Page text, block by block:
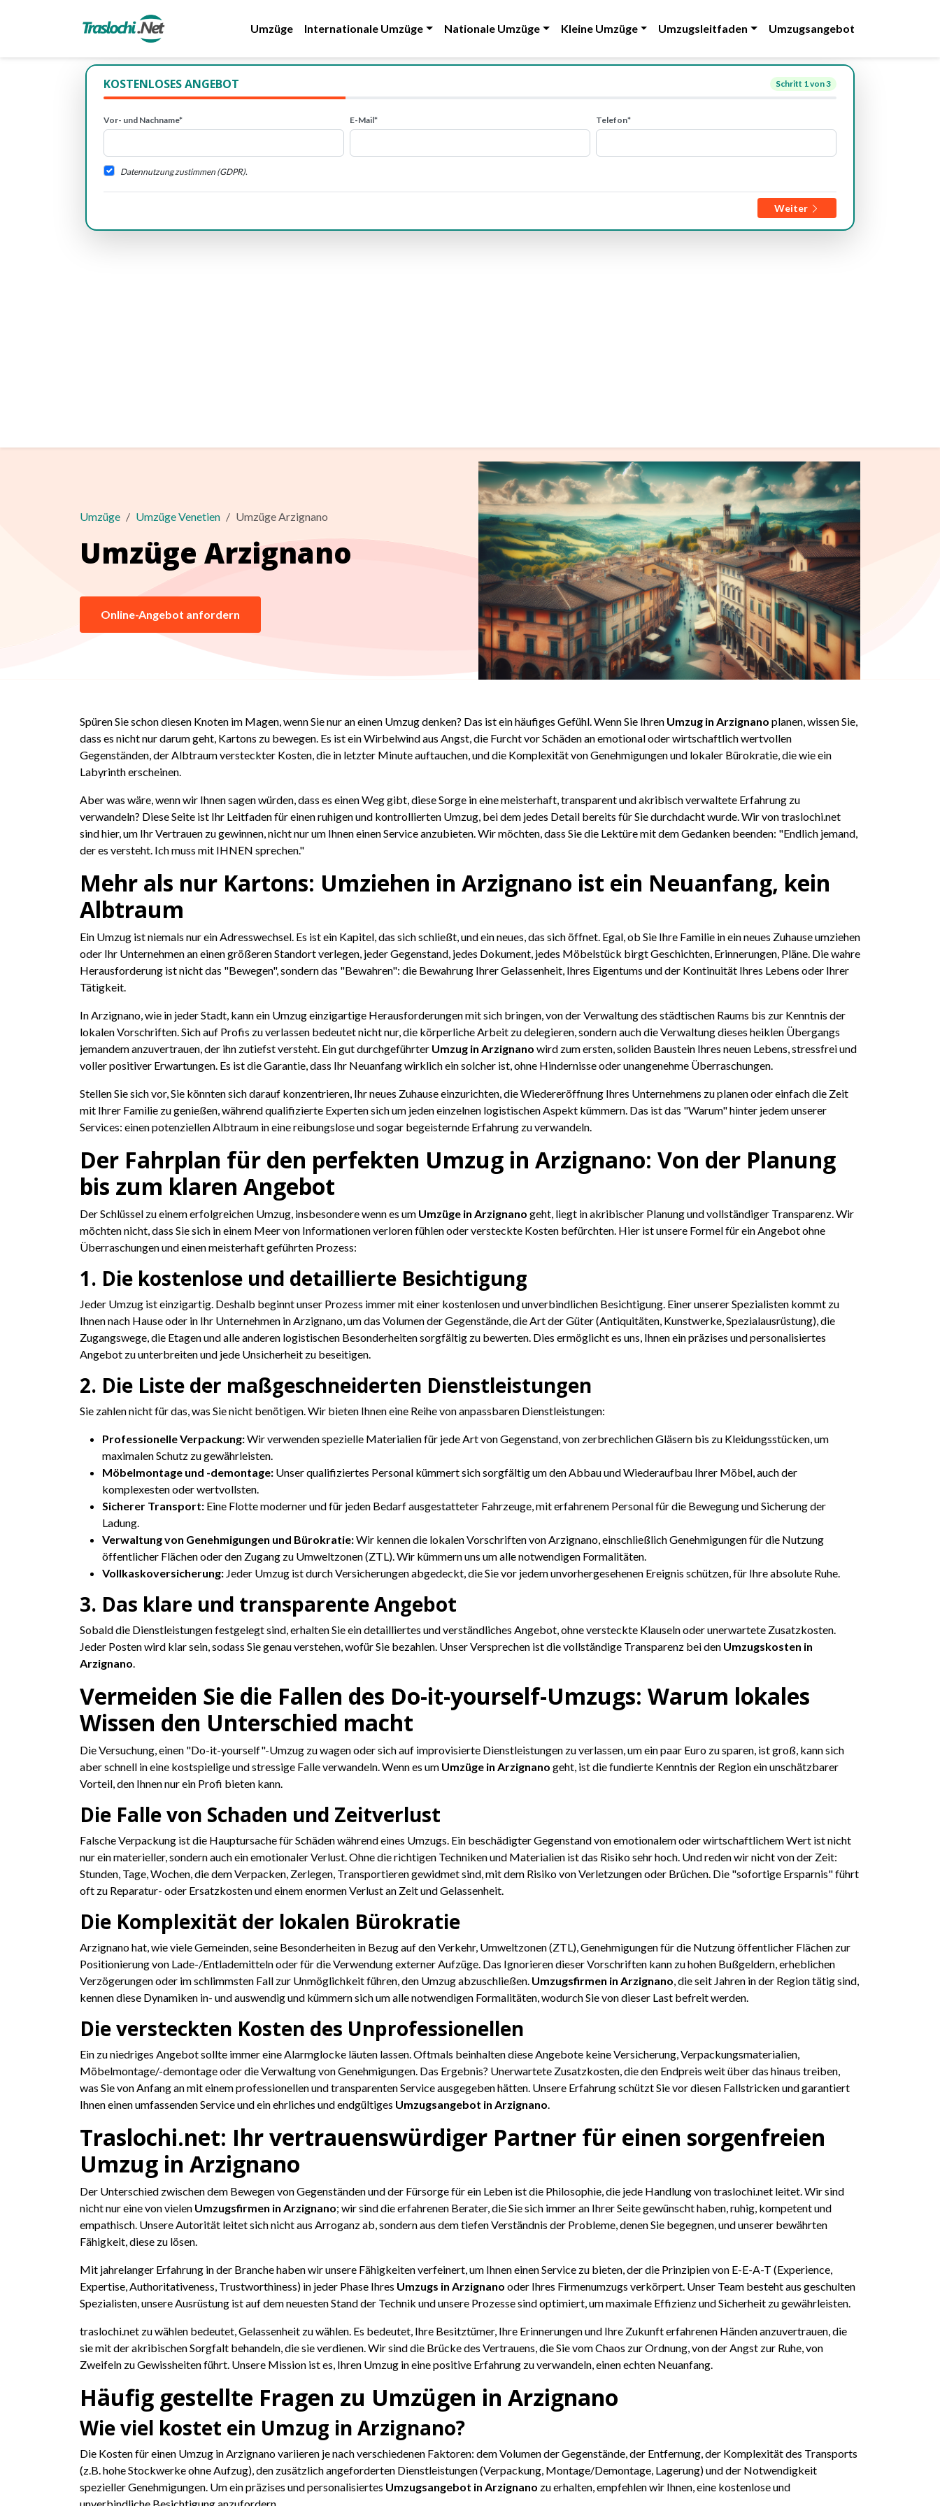
Umzüge Internationale Umzüge Nationale Umzüge Kleine Umzüge Umzugsleitfaden Umzugsangebot
KOSTENLOSES ANGEBOT Schritt 1von 3
Vor- und Nachname* E-Mail* Telefon*
Datennutzung zustimmen (GDPR).
Weiter
Umzüge Umzüge Venetien Umzüge Arzignano
Umzüge Arzignano
Online-Angebot anfordern
Spüren Sie schon diesen Knoten im Magen, wenn Sie nur an einen Umzug denken? Das ist ein häufiges Gefühl. Wenn Sie Ihren Umzug in Arzignano planen, wissen Sie,
dass es nicht nur darum geht, Kartons zu bewegen. Es ist ein Wirbelwind aus Angst, die Furcht vor Schäden an emotional oder wirtschaftlich wertvollen
Gegenständen, der Albtraum versteckter Kosten, die in letzter Minute auftauchen, und die Komplexität von Genehmigungen und lokaler Bürokratie, die wie ein
Labyrinth erscheinen.
Aber was wäre, wenn wir Ihnen sagen würden, dass es einen Weg gibt, diese Sorge in eine meisterhaft, transparent und akribisch verwaltete Erfahrung zu
verwandeln? Diese Seite ist Ihr Leitfaden für einen ruhigen und kontrollierten Umzug, bei dem jedes Detail bereits für Sie durchdacht wurde. Wir von traslochi.net
sind hier, um Ihr Vertrauen zu gewinnen, nicht nur um Ihnen einen Service anzubieten. Wir möchten, dass Sie die Lektüre mit dem Gedanken beenden: "Endlich jemand,
der es versteht. Ich muss mit IHNEN sprechen."
Mehr als nur Kartons: Umziehen in Arzignano ist ein Neuanfang, kein
Albtraum
Ein Umzug ist niemals nur ein Adresswechsel. Es ist ein Kapitel, das sich schließt, und ein neues, das sich öffnet. Egal, ob Sie Ihre Familie in ein neues Zuhause umziehen
oder Ihr Unternehmen an einen größeren Standort verlegen, jeder Gegenstand, jedes Dokument, jedes Möbelstück birgt Geschichten, Erinnerungen, Pläne. Die wahre
Herausforderung ist nicht das "Bewegen", sondern das "Bewahren": die Bewahrung Ihrer Gelassenheit, Ihres Eigentums und der Kontinuität Ihres Lebens oder Ihrer
Tätigkeit.
In Arzignano, wie in jeder Stadt, kann ein Umzug einzigartige Herausforderungen mit sich bringen, von der Verwaltung des städtischen Raums bis zur Kenntnis der
lokalen Vorschriften. Sich auf Profis zu verlassen bedeutet nicht nur, die körperliche Arbeit zu delegieren, sondern auch die Verwaltung dieses heiklen Übergangs
jemandem anzuvertrauen, der ihn zutiefst versteht. Ein gut durchgeführter Umzug in Arzignano wird zum ersten, soliden Baustein Ihres neuen Lebens, stressfrei und
voller positiver Erwartungen. Es ist die Garantie, dass Ihr Neuanfang wirklich ein solcher ist, ohne Hindernisse oder unangenehme Überraschungen.
Stellen Sie sich vor, Sie könnten sich darauf konzentrieren, Ihr neues Zuhause einzurichten, die Wiedereröffnung Ihres Unternehmens zu planen oder einfach die Zeit
mit Ihrer Familie zu genießen, während qualifizierte Experten sich um jeden einzelnen logistischen Aspekt kümmern. Das ist das "Warum" hinter jedem unserer
Services: einen potenziellen Albtraum in eine reibungslose und sogar begeisternde Erfahrung zu verwandeln.
Der Fahrplan für den perfekten Umzug in Arzignano: Von der Planung
bis zum klaren Angebot
Der Schlüssel zu einem erfolgreichen Umzug, insbesondere wenn es um Umzüge in Arzignano geht, liegt in akribischer Planung und vollständiger Transparenz. Wir
möchten nicht, dass Sie sich in einem Meer von Informationen verloren fühlen oder versteckte Kosten befürchten. Hier ist unsere Formel für ein Angebot ohne
Überraschungen und einen meisterhaft geführten Prozess:
1. Die kostenlose und detaillierte Besichtigung
Jeder Umzug ist einzigartig. Deshalb beginnt unser Prozess immer mit einer kostenlosen und unverbindlichen Besichtigung. Einer unserer Spezialisten kommt zu
Ihnen nach Hause oder in Ihr Unternehmen in Arzignano, um das Volumen der Gegenstände, die Art der Güter (Antiquitäten, Kunstwerke, Spezialausrüstung), die
Zugangswege, die Etagen und alle anderen logistischen Besonderheiten sorgfältig zu bewerten. Dies ermöglicht es uns, Ihnen ein präzises und personalisiertes
Angebot zu unterbreiten und jede Unsicherheit zu beseitigen.
2. Die Liste der maßgeschneiderten Dienstleistungen
Sie zahlen nicht für das, was Sie nicht benötigen. Wir bieten Ihnen eine Reihe von anpassbaren Dienstleistungen:
Professionelle Verpackung:Wir verwenden spezielle Materialien für jede Art von Gegenstand, von zerbrechlichen Gläsern bis zu Kleidungsstücken, um
maximalen Schutz zu gewährleisten.
Möbelmontage und -demontage: Unser qualifiziertes Personal kümmert sich sorgfältig um den Abbau und Wiederaufbau Ihrer Möbel, auch der
komplexesten oder wertvollsten.
Sicherer Transport: Eine Flotte moderner und für jeden Bedarf ausgestatteter Fahrzeuge, mit erfahrenem Personal für die Bewegung und Sicherung der
Ladung.
Verwaltung von Genehmigungen und Bürokratie:Wir kennen die lokalen Vorschriften von Arzignano, einschließlich Genehmigungen für die Nutzung
öffentlicher Flächen oder den Zugang zu Umweltzonen (ZTL). Wir kümmern uns um alle notwendigen Formalitäten.
Vollkaskoversicherung: Jeder Umzug ist durch Versicherungen abgedeckt, die Sie vor jedem unvorhergesehenen Ereignis schützen, für Ihre absolute Ruhe.
3. Das klare und transparente Angebot
Sobald die Dienstleistungen festgelegt sind, erhalten Sie ein detailliertes und verständliches Angebot, ohne versteckte Klauseln oder unerwartete Zusatzkosten.
Jeder Posten wird klar sein, sodass Sie genau verstehen, wofür Sie bezahlen. Unser Versprechen ist die vollständige Transparenz bei den Umzugskosten in
Arzignano.
Vermeiden Sie die Fallen des Do-it-yourself-Umzugs: Warum lokales
Wissen den Unterschied macht
Die Versuchung, einen "Do-it-yourself"-Umzug zu wagen oder sich auf improvisierte Dienstleistungen zu verlassen, um ein paar Euro zu sparen, ist groß, kann sich
aber schnell in eine kostspielige und stressige Falle verwandeln. Wenn es um Umzüge in Arzignano geht, ist die fundierte Kenntnis der Region ein unschätzbarer
Vorteil, den Ihnen nur ein Profi bieten kann.
Die Falle von Schaden und Zeitverlust
Falsche Verpackung ist die Hauptursache für Schäden während eines Umzugs. Ein beschädigter Gegenstand von emotionalem oder wirtschaftlichem Wert ist nicht
nur ein materieller, sondern auch ein emotionaler Verlust. Ohne die richtigen Techniken und Materialien ist das Risiko sehr hoch. Und reden wir nicht von der Zeit:
Stunden, Tage, Wochen, die dem Verpacken, Zerlegen, Transportieren gewidmet sind, mit dem Risiko von Verletzungen oder Brüchen. Die "sofortige Ersparnis" führt
oft zu Reparatur- oder Ersatzkosten und einem enormen Verlust an Zeit und Gelassenheit.
Die Komplexität der lokalen Bürokratie
Arzignano hat, wie viele Gemeinden, seine Besonderheiten in Bezug auf den Verkehr, Umweltzonen (ZTL), Genehmigungen für die Nutzung öffentlicher Flächen zur
Positionierung von Lade-/Entlademitteln oder für die Verwendung externer Aufzüge. Das Ignorieren dieser Vorschriften kann zu hohen Bußgeldern, erheblichen
Verzögerungen oder im schlimmsten Fall zur Unmöglichkeit führen, den Umzug abzuschließen. Umzugsfirmen in Arzignano, die seit Jahren in der Region tätig sind,
kennen diese Dynamiken in- und auswendig und kümmern sich um alle notwendigen Formalitäten, wodurch Sie von dieser Last befreit werden.
Die versteckten Kosten des Unprofessionellen
Ein zu niedriges Angebot sollte immer eine Alarmglocke läuten lassen. Oftmals beinhalten diese Angebote keine Versicherung, Verpackungsmaterialien,
Möbelmontage/-demontage oder die Verwaltung von Genehmigungen. Das Ergebnis? Unerwartete Zusatzkosten, die den Endpreis weit über das hinaus treiben,
was Sie von Anfang an mit einem professionellen und transparenten Service ausgegeben hätten. Unsere Erfahrung schützt Sie vor diesen Fallstricken und garantiert
Ihnen einen umfassenden Service und ein ehrliches und endgültiges Umzugsangebot in Arzignano.
Traslochi.net: Ihr vertrauenswürdiger Partner für einen sorgenfreien
Umzug in Arzignano
Der Unterschied zwischen dem Bewegen von Gegenständen und der Fürsorge für ein Leben ist die Philosophie, die jede Handlung von traslochi.net leitet. Wir sind
nicht nur eine von vielen Umzugsfirmen in Arzignano; wir sind die erfahrenen Berater, die Sie sich immer an Ihrer Seite gewünscht haben, ruhig, kompetent und
empathisch. Unsere Autorität leitet sich nicht aus Arroganz ab, sondern aus dem tiefen Verständnis der Probleme, denen Sie begegnen, und unserer bewährten
Fähigkeit, diese zu lösen.
Mit jahrelanger Erfahrung in der Branche haben wir unsere Fähigkeiten verfeinert, um Ihnen einen Service zu bieten, der die Prinzipien von E-E-A-T (Experience,
Expertise, Authoritativeness, Trustworthiness) in jeder Phase Ihres Umzugs in Arzignano oder Ihres Firmenumzugs verkörpert. Unser Team besteht aus geschulten
Spezialisten, unsere Ausrüstung ist auf dem neuesten Stand der Technik und unsere Prozesse sind optimiert, um maximale Effizienz und Sicherheit zu gewährleisten.
traslochi.net zu wählen bedeutet, Gelassenheit zu wählen. Es bedeutet, Ihre Besitztümer, Ihre Erinnerungen und Ihre Zukunft erfahrenen Händen anzuvertrauen, die
sie mit der akribischen Sorgfalt behandeln, die sie verdienen. Wir sind die Brücke des Vertrauens, die Sie vom Chaos zur Ordnung, von der Angst zur Ruhe, von
Zweifeln zu Gewissheiten führt. Unsere Mission ist es, Ihren Umzug in eine positive Erfahrung zu verwandeln, einen echten Neuanfang.
Häufig gestellte Fragen zu Umzügen in Arzignano
Wie viel kostet ein Umzug in Arzignano?
Die Kosten für einen Umzug in Arzignano variieren je nach verschiedenen Faktoren: dem Volumen der Gegenstände, der Entfernung, der Komplexität des Transports
(z.B. hohe Stockwerke ohne Aufzug), den zusätzlich angeforderten Dienstleistungen (Verpackung, Montage/Demontage, Lagerung) und der Notwendigkeit
spezieller Genehmigungen. Um ein präzises und personalisiertes Umzugsangebot in Arzignano zu erhalten, empfehlen wir Ihnen, eine kostenlose und